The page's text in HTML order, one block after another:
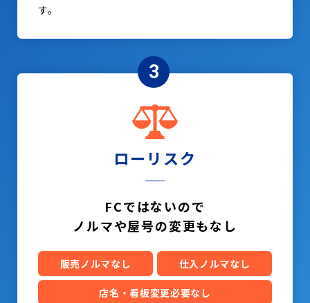
す。
3
ローリスク
FCではないので
ノルマや屋号の変更もなし
販売ノルマなし 仕入ノルマなし
店名・看板変更必要なし